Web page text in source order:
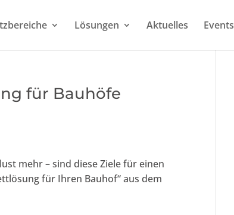
Lösungen Aktuelles Events
für Bauhöfe
mehr – sind diese Ziele für einen
für Ihren Bauhof“ aus dem